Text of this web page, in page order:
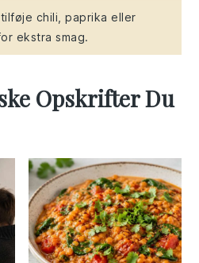
chili, paprika eller
ekstra smag.
Opskrifter Du